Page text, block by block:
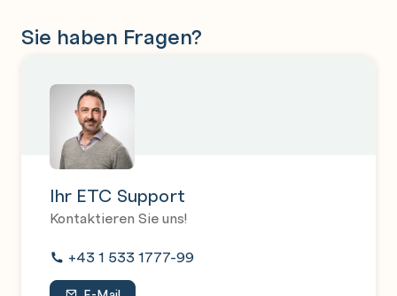
Sie haben Fragen?
Ihr ETC Support
Kontaktieren Sie uns!
+43 1 533 1777-99